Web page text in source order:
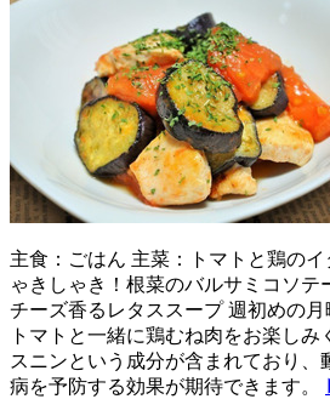
主食：ごはん 主菜：トマトと鶏の
ゃきしゃき！根菜のバルサミコソテ
チーズ香るレタススープ 週初めの
トマトと一緒に鶏むね肉をお楽しみ
スニンという成分が含まれており、
病を予防する効果が期待できます。